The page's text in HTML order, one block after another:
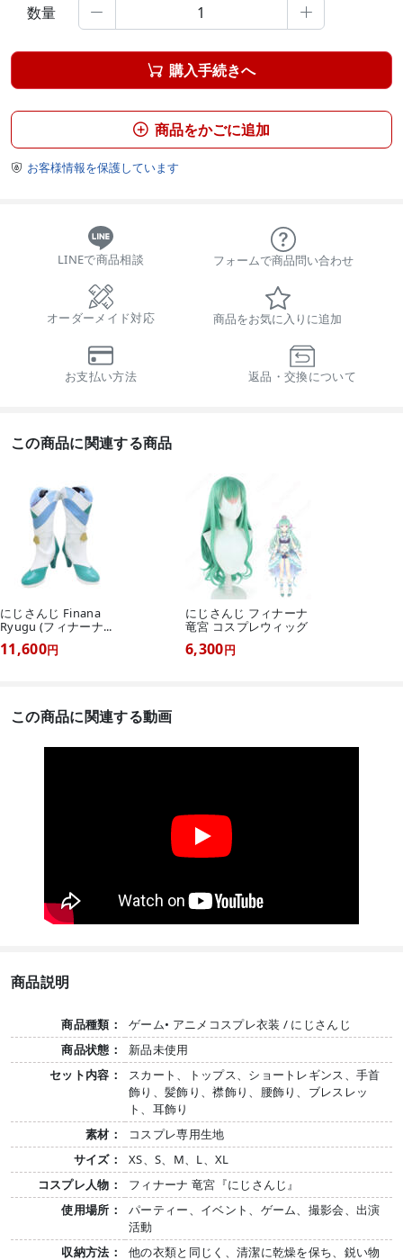
数量  
 購入手続きへ
 商品をかごに追加
 お客様情報を保護しています
LINEで商品相談 フォームで商品問い合わせ
オーダーメイド対応 商品をお気に入りに追加
お支払い方法 返品・交換について
この商品に関連する商品
にじさんじ Finana
Ryugu (フィナーナ...
11,600円
にじさんじ フィナーナ
竜宮 コスプレウィッグ
6,300円
この商品に関連する動画
商品説明
商品種類：
ゲーム• アニメコスプレ衣装 / にじさんじ
商品状態：
新品未使用
セット内容：
スカート、トップス、ショートレギンス、手首
飾り、髪飾り、襟飾り、腰飾り、ブレスレッ
ト、耳飾り
素材：
コスプレ専用生地
サイズ：
XS、S、M、L、XL
コスプレ人物：
フィナーナ 竜宮『にじさんじ』
使用場所：
パーティー、イベント、ゲーム、撮影会、出演
活動
収納方法：
他の衣類と同じく、清潔に乾燥を保ち、鋭い物